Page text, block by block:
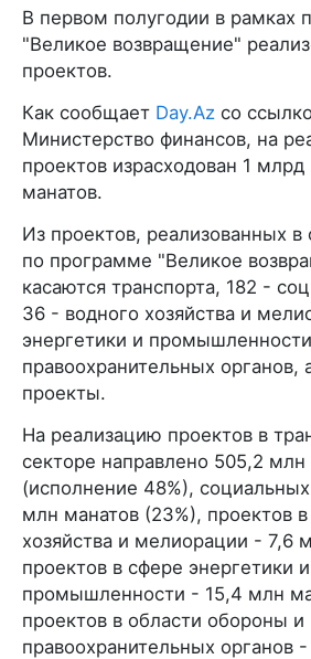
В первом полугодии в рамках
"Великое возвращение"
проектов.
Как сообщает Day.Az со
Министерство финансов, на
проектов израсходован 1
манатов.
Из проектов, реализованных
по программе "Великое
касаются транспорта, 182 -
36 - водного хозяйства и
энергетики и
правоохранительных органов,
проекты.
На реализацию проектов в
секторе направлено 505,2 млн
(исполнение 48%),
млн манатов (23%), проектов
хозяйства и мелиорации - 7,6
проектов в сфере энергетики и
промышленности - 15,4 млн
проектов в области обороны и
правоохранительных органов